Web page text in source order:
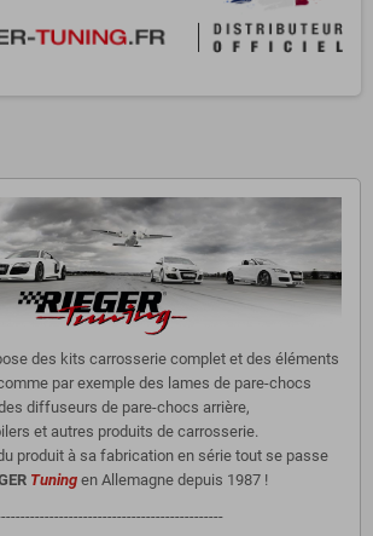
des kits carrosserie complet et des éléments
par exemple des lames de pare-chocs
diffuseurs de pare-chocs arrière,
et autres produits de carrosserie.
produit à sa fabrication en série tout se passe
Tuningen Allemagne depuis 1987 !